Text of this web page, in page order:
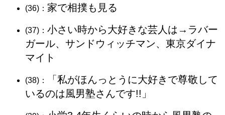
(36)： 家で相撲も見る
(37)： 小さい時から大好きな芸人は→ラバー
ガール、サンドウィッチマン、東京ダイナ
マイト
(38)：
「私がほんっとうに大好きで尊敬して
いるのは風男塾さんです!!」